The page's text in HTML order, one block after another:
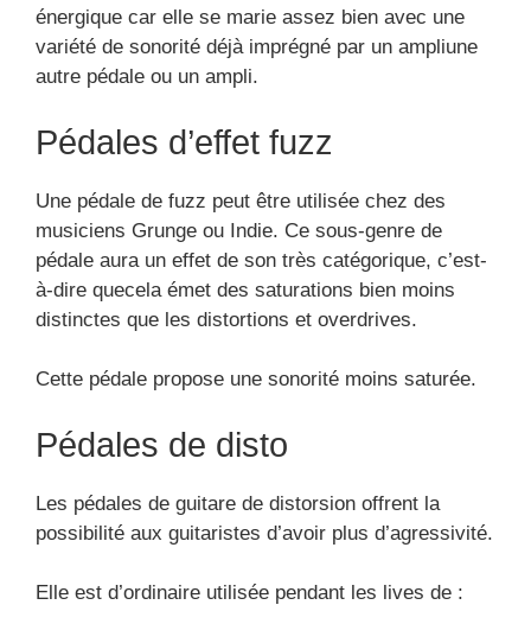
énergique car elle se marie assez bien avec une
variété de sonorité déjà imprégné par un ampliune
autre pédale ou un ampli.
Pédales d’effet fuzz
Une pédale de fuzz peut être utilisée chez des
musiciens Grunge ou Indie. Ce sous-genre de
pédale aura un effet de son très catégorique, c’est-
à-dire quecela émet des saturations bien moins
distinctes que les distortions et overdrives.
Cette pédale propose une sonorité moins saturée.
Pédales de disto
Les pédales de guitare de distorsion offrent la
possibilité aux guitaristes d’avoir plus d’agressivité.
Elle est d’ordinaire utilisée pendant les lives de :